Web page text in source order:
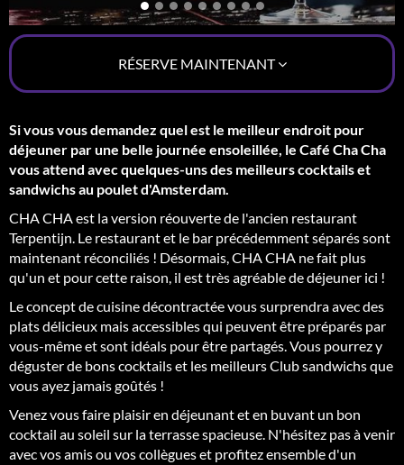
Si vous vous demandez quel est le meilleur endroit pour
déjeuner par une belle journée ensoleillée, le Café Cha Cha
vous attend avec quelques-uns des meilleurs cocktails et
sandwichs au poulet d'Amsterdam.
CHA CHA est la version réouverte de l'ancien restaurant
Terpentijn. Le restaurant et le bar précédemment séparés sont
maintenant réconciliés ! Désormais, CHA CHA ne fait plus
qu'un et pour cette raison, il est très agréable de déjeuner ici !
Le concept de cuisine décontractée vous surprendra avec des
plats délicieux mais accessibles qui peuvent être préparés par
vous-même et sont idéals pour être partagés. Vous pourrez y
déguster de bons cocktails et les meilleurs Club sandwichs que
vous ayez jamais goûtés !
Venez vous faire plaisir en déjeunant et en buvant un bon
cocktail au soleil sur la terrasse spacieuse. N'hésitez pas à venir
avec vos amis ou vos collègues et profitez ensemble d'un
RÉSERVE MAINTENANT